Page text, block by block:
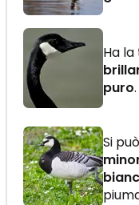
Ha
puro.
Si